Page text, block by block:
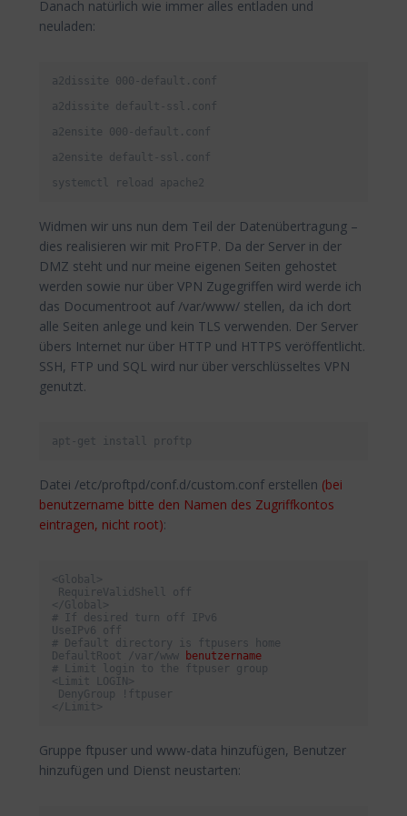
Danach natürlich wie immer alles entladen und
neuladen:
a2dissite 000-default.conf
a2dissite default-ssl.conf
a2ensite 000-default.conf
a2ensite default-ssl.conf
systemctl reload apache2
Widmen wir uns nun dem Teil der Datenübertragung –
dies realisieren wir mit ProFTP. Da der Server in der
DMZ steht und nur meine eigenen Seiten gehostet
werden sowie nur über VPN Zugegriffen wird werde ich
das Documentroot auf /var/www/ stellen, da ich dort
alle Seiten anlege und kein TLS verwenden. Der Server
übers Internet nur über HTTP und HTTPS veröffentlicht.
SSH, FTP und SQL wird nur über verschlüsseltes VPN
genutzt.
apt-get install proftp
Datei /etc/proftpd/conf.d/custom.conf erstellen (bei
benutzername bitte den Namen des Zugriffkontos
eintragen, nicht root):
<Global>
</Global>
# If desired turn off IPv6
UseIPv6 off
# Default directory is ftpusers home
DefaultRoot /var/www
benutzername
# Limit login to the ftpuser group
<Limit LOGIN>
</Limit>
Gruppe ftpuser und www-data hinzufügen, Benutzer
hinzufügen und Dienst neustarten: